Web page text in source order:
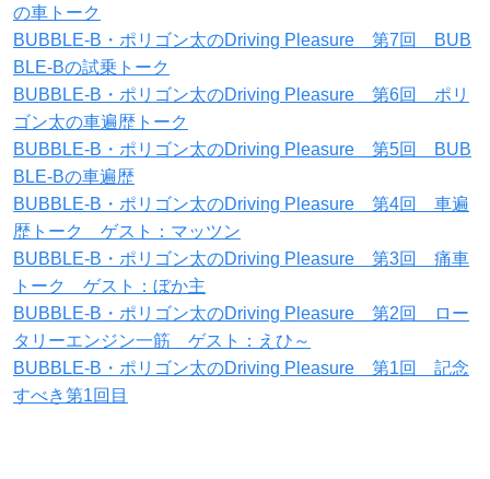
の車トーク
BUBBLE-B・ポリゴン太のDriving Pleasure 第7回 BUB
BLE-Bの試乗トーク
BUBBLE-B・ポリゴン太のDriving Pleasure 第6回 ポリ
ゴン太の車遍歴トーク
BUBBLE-B・ポリゴン太のDriving Pleasure 第5回 BUB
BLE-Bの車遍歴
BUBBLE-B・ポリゴン太のDriving Pleasure 第4回 車遍
歴トーク ゲスト：マッツン
BUBBLE-B・ポリゴン太のDriving Pleasure 第3回 痛車
トーク ゲスト：ぼか主
BUBBLE-B・ポリゴン太のDriving Pleasure 第2回 ロー
タリーエンジン一筋 ゲスト：えひ～
BUBBLE-B・ポリゴン太のDriving Pleasure 第1回 記念
すべき第1回目